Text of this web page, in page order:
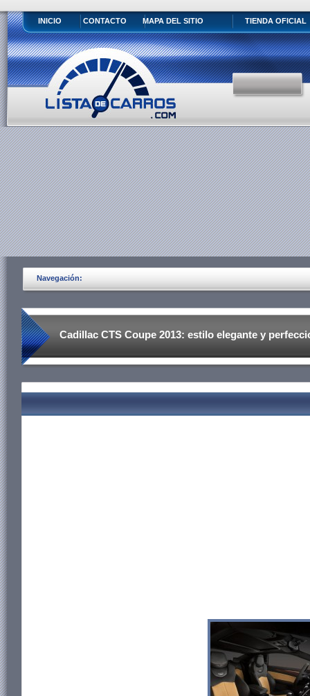
INICIO CONTACTO MAPA DEL SITIO TIENDA OFICIAL
Navegación:
Cadillac CTS Coupe 2013: estilo elegante y